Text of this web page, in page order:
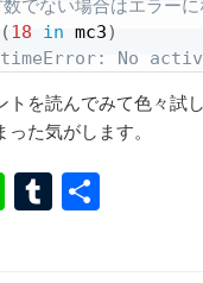
でない場合はエラーに
(18 in mc3)
No
トを読んでみて色々試
た気がします。
Li
T